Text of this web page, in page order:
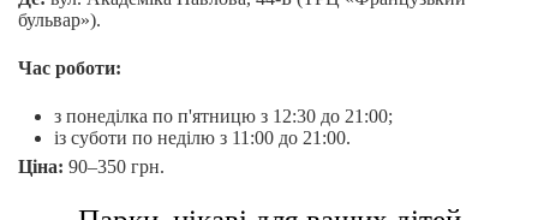
бульвар»).
Час роботи:
з понеділка по п'ятницю з 12:30 до 21:00;
із суботи по неділю з 11:00 до 21:00.
Ціна: 90–350 грн.